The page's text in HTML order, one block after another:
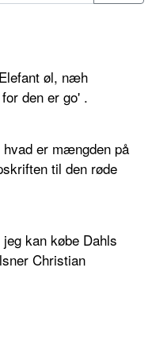
øl, næh
den er go' .
er mængden på
til den røde
kan købe Dahls
Christian